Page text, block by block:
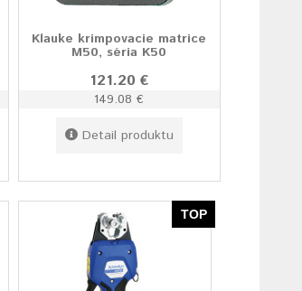
Klauke krimpovacie matrice
M50, séria K50
121.20 €
149.08 €
Detail produktu
TOP